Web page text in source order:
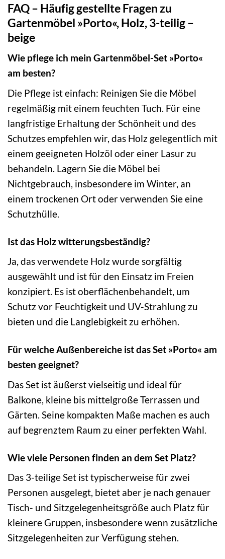
FAQ – Häufig gestellte Fragen zu
Gartenmöbel »Porto«, Holz, 3-teilig –
beige
Wie pflege ich mein Gartenmöbel-Set »Porto«
am besten?
Die Pflege ist einfach: Reinigen Sie die Möbel
regelmäßig mit einem feuchten Tuch. Für eine
langfristige Erhaltung der Schönheit und des
Schutzes empfehlen wir, das Holz gelegentlich mit
einem geeigneten Holzöl oder einer Lasur zu
behandeln. Lagern Sie die Möbel bei
Nichtgebrauch, insbesondere im Winter, an
einem trockenen Ort oder verwenden Sie eine
Schutzhülle.
Ist das Holz witterungsbeständig?
Ja, das verwendete Holz wurde sorgfältig
ausgewählt und ist für den Einsatz im Freien
konzipiert. Es ist oberflächenbehandelt, um
Schutz vor Feuchtigkeit und UV-Strahlung zu
bieten und die Langlebigkeit zu erhöhen.
Für welche Außenbereiche ist das Set »Porto« am
besten geeignet?
Das Set ist äußerst vielseitig und ideal für
Balkone, kleine bis mittelgroße Terrassen und
Gärten. Seine kompakten Maße machen es auch
auf begrenztem Raum zu einer perfekten Wahl.
Wie viele Personen finden an dem Set Platz?
Das 3-teilige Set ist typischerweise für zwei
Personen ausgelegt, bietet aber je nach genauer
Tisch- und Sitzgelegenheitsgröße auch Platz für
kleinere Gruppen, insbesondere wenn zusätzliche
Sitzgelegenheiten zur Verfügung stehen.